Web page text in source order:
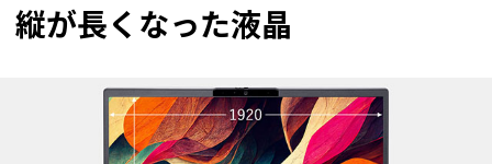
縦が長くなった液晶